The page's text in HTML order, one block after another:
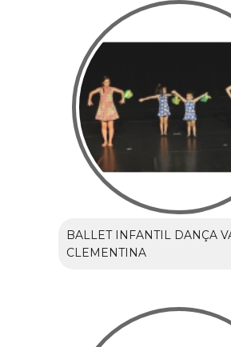
BALLET INFANTIL DANÇA
CLEMENTINA